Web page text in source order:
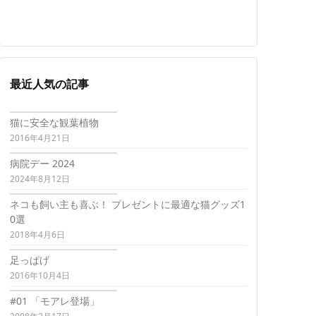
最近人気の記事
猫に安全な観葉植物
2016年4月21日
病院デー 2024
2024年8月12日
ネコも飼い主も喜ぶ！ プレゼントに最適な猫グッズ1
0選
2018年4月6日
足っぱげ
2016年10月4日
#01 「モアレ登場」